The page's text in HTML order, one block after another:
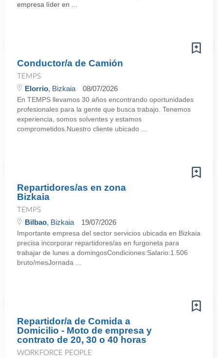
empresa líder en ...
Conductor/a de Camión
TEMPS
Elorrio, Bizkaia 08/07/2026
En TEMPS llevamos 30 años encontrando oportunidades
profesionales para la gente que busca trabajo. Tenemos
experiencia, somos solventes y estamos
comprometidos.Nuestro cliente ubicado ...
Repartidores/as en zona
Bizkaia
TEMPS
Bilbao, Bizkaia 19/07/2026
Importante empresa del sector servicios ubicada en Bizkaia
precisa incorporar repartidores/as en furgoneta para
trabajar de lunes a domingosCondiciones:Salario:1.506
bruto/mesJornada ...
Repartidor/a de Comida a
Domicilio - Moto de empresa y
contrato de 20, 30 o 40 horas
WORKFORCE PEOPLE